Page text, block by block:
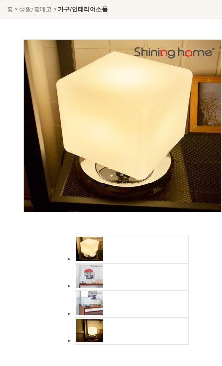
홈 > 생활/홈데코 > 가구/인테리어소품